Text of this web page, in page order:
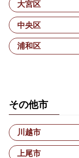
大宮区
中央区
浦和区
その他市
川越市
上尾市